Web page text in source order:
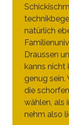
natürlich
Draussen
kanns nicht
genug sein.
die
wählen, als
nehm also